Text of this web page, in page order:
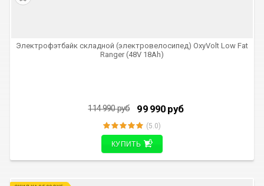
Электрофэтбайк складной (электровелосипед) OxyVolt Low Fat
Ranger (48V 18Ah)
114 990руб 99 990 руб
(5.0)
КУПИТЬ